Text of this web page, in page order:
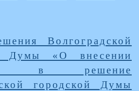
Волгоградской
Думы «О внесении
в решение
городской Думы